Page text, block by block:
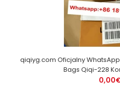
qiqiyg.com Oficjalny
Bags Qiqi-228